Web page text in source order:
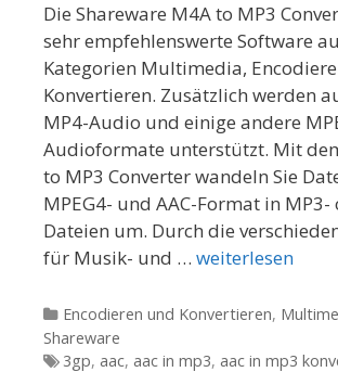
Die Shareware M4A to MP3
sehr empfehlenswerte Software
Kategorien Multimedia,
Konvertieren. Zusätzlich werden
MP4-Audio und einige andere
Audioformate unterstützt. Mit dem
to MP3 Converter wandeln Sie
MPEG4- und AAC-Format in MP3-
Dateien um. Durch die
für Musik- und … weiterlesen
Kategorien
Encodieren und Konvertieren,
Shareware
Tags
3gp, aac, aac in mp3, aac in mp3